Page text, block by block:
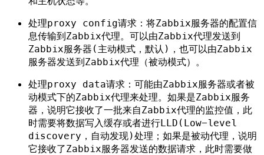
处理proxy config请求：将Zabbix服务器的配置信
息传输到Zabbix代理。可以由Zabbix代理发送到
Zabbix服务器(主动模式，默认)，也可以由Zabbix
服务器发送到Zabbix代理（被动模式）。
处理proxy data请求：可能由Zabbix服务器或者被
动模式下的Zabbix代理来处理。如果是Zabbix服务
器，说明它接收了一批来自Zabbix代理的监控值，此
时需要将数据写入缓存或者进行LLD(Low-level
discovery，自动发现)处理；如果是被动代理，说明
它接收了Zabbix服务器发送的数据请求，此时需要做